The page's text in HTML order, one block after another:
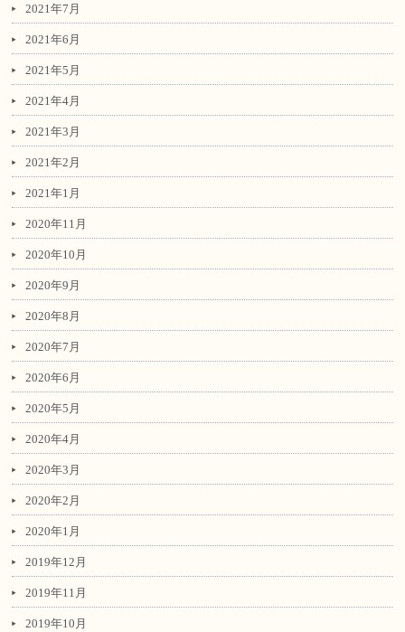
2021年7月
2021年6月
2021年5月
2021年4月
2021年3月
2021年2月
2021年1月
2020年11月
2020年10月
2020年9月
2020年8月
2020年7月
2020年6月
2020年5月
2020年4月
2020年3月
2020年2月
2020年1月
2019年12月
2019年11月
2019年10月